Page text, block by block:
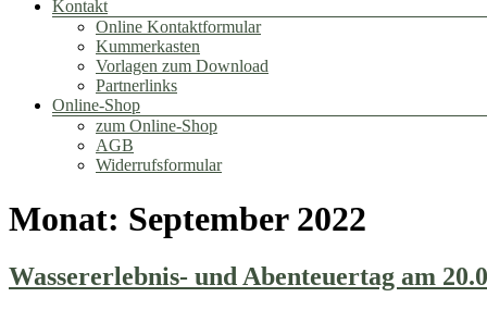
Kontakt
Online Kontaktformular
Kummerkasten
Vorlagen zum Download
Partnerlinks
Online-Shop
zum Online-Shop
AGB
Widerrufsformular
Monat: September 2022
Wassererlebnis- und Abenteuertag am